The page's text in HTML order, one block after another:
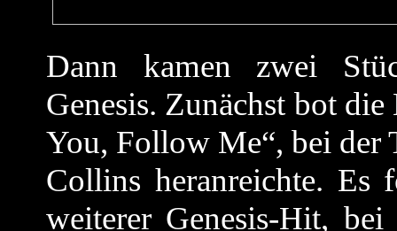
Dann kamen zwei
Genesis. Zunächst bot
You, Follow Me“, bei der
Collins heranreichte. Es
weiterer Genesis-Hit,